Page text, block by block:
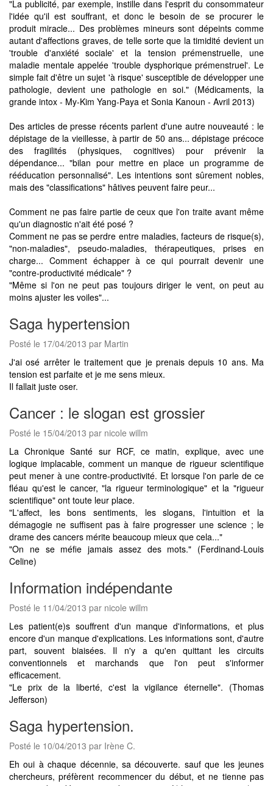
"La publicité, par exemple, instille dans l'esprit du consommateur
l'idée qu'il est souffrant, et donc le besoin de se procurer le
produit miracle... Des problèmes mineurs sont dépeints comme
autant d'affections graves, de telle sorte que la timidité devient un
'trouble d'anxiété sociale' et la tension prémenstruelle, une
maladie mentale appelée 'trouble dysphorique prémenstruel'. Le
simple fait d'être un sujet 'à risque' susceptible de développer une
pathologie, devient une pathologie en soi." (Médicaments, la
grande intox - My-Kim Yang-Paya et Sonia Kanoun - Avril 2013)
Des articles de presse récents parlent d'une autre nouveauté : le
dépistage de la vieillesse, à partir de 50 ans... dépistage précoce
des fragilités (physiques, cognitives) pour prévenir la
dépendance... "bilan pour mettre en place un programme de
rééducation personnalisé". Les intentions sont sûrement nobles,
mais des "classifications" hâtives peuvent faire peur...
Comment ne pas faire partie de ceux que l'on traite avant même
qu'un diagnostic n'ait été posé ?
Comment ne pas se perdre entre maladies, facteurs de risque(s),
"non-maladies", pseudo-maladies, thérapeutiques, prises en
charge... Comment échapper à ce qui pourrait devenir une
"contre-productivité médicale" ?
"Même si l'on ne peut pas toujours diriger le vent, on peut au
moins ajuster les voiles"...
Saga hypertension
Posté le 17/04/2013 par Martin
J'ai osé arrêter le traitement que je prenais depuis 10 ans. Ma
tension est parfaite et je me sens mieux.
Il fallait juste oser.
Cancer : le slogan est grossier
Posté le 15/04/2013 par nicole willm
La Chronique Santé sur RCF, ce matin, explique, avec une
logique implacable, comment un manque de rigueur scientifique
peut mener à une contre-productivité. Et lorsque l'on parle de ce
fléau qu'est le cancer, "la rigueur terminologique" et la "rigueur
scientifique" ont toute leur place.
"L'affect, les bons sentiments, les slogans, l'intuition et la
démagogie ne suffisent pas à faire progresser une science ; le
drame des cancers mérite beaucoup mieux que cela..."
"On ne se méfie jamais assez des mots." (Ferdinand-Louis
Celine)
Information indépendante
Posté le 11/04/2013 par nicole willm
Les patient(e)s souffrent d'un manque d'informations, et plus
encore d'un manque d'explications. Les informations sont, d'autre
part, souvent biaisées. Il n'y a qu'en quittant les circuits
conventionnels et marchands que l'on peut s'informer
efficacement.
"Le prix de la liberté, c'est la vigilance éternelle". (Thomas
Jefferson)
Saga hypertension.
Posté le 10/04/2013 par Irène C.
Eh oui à chaque décennie, sa découverte. sauf que les jeunes
chercheurs, préfèrent recommencer du début, et ne tienne pas